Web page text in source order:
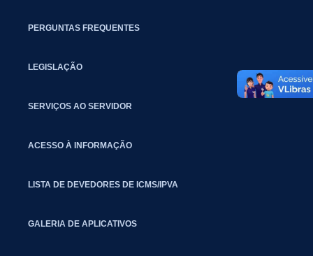
PERGUNTAS FREQUENTES
LEGISLAÇÃO
SERVIÇOS AO SERVIDOR
ACESSO À INFORMAÇÃO
LISTA DE DEVEDORES DE ICMS/IPVA
GALERIA DE APLICATIVOS